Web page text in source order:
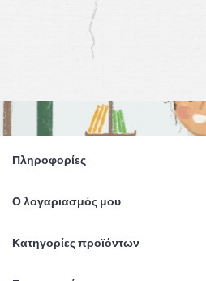
Πληροφορίες
Ο λογαριασμός μου
Κατηγορίες προϊόντων